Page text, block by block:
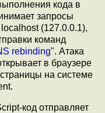
кода в
запросы
(127.0.0.1),
команд
rebinding". Атака
в браузере
на системе
код отправляет